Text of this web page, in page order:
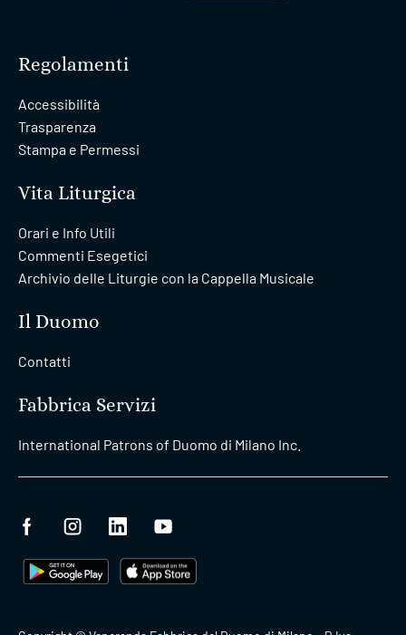
Regolamenti
Accessibilità
Trasparenza
Stampa e Permessi
Vita Liturgica
Orari e Info Utili
Commenti Esegetici
Archivio delle Liturgie con la Cappella Musicale
Il Duomo
Contatti
Fabbrica Servizi
International Patrons of Duomo di Milano Inc.